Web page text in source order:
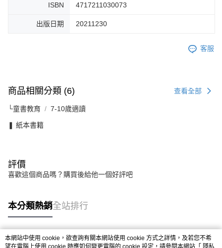
ISBN 4717211030073
出版日期 20211230
客服
商品相關分類 (6) 查看全部
└童書教育 7-10歲適讀
❚ 紙本書籍
評價
喜歡這個商品嗎？購買後給他一個好評吧
本分類熱銷全站排行
熱門標籤
本網站中使用 cookie，欲查詢有關本網站使用 cookie 方式之詳情，及若您不希
望在電腦上使用 cookie 時應如何變更電腦的 cookie 設定，請參閱本網站「 隱私